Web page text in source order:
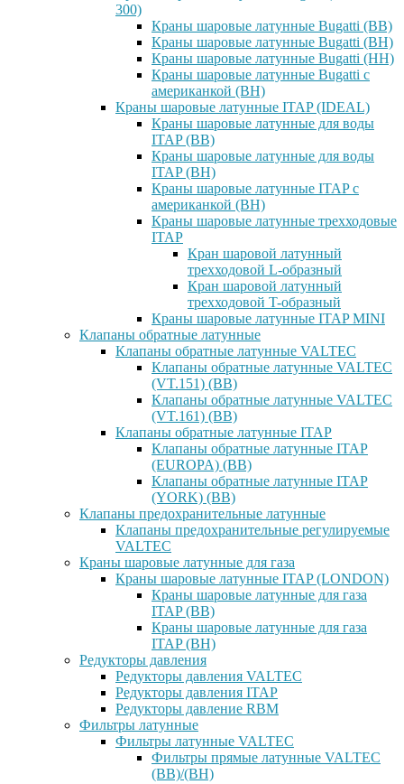
300)
Краны шаровые латунные Bugatti (ВВ)
Краны шаровые латунные Bugatti (ВН)
Краны шаровые латунные Bugatti (НН)
Краны шаровые латунные Bugatti с
американкой (ВН)
Краны шаровые латунные ITAP (IDEAL)
Краны шаровые латунные для воды
ITAP (ВВ)
Краны шаровые латунные для воды
ITAP (ВН)
Краны шаровые латунные ITAP с
американкой (ВН)
Краны шаровые латунные трехходовые
ITAP
Кран шаровой латунный
трехходовой L-образный
Кран шаровой латунный
трехходовой T-образный
Краны шаровые латунные ITAP MINI
Клапаны обратные латунные
Клапаны обратные латунные VALTEC
Клапаны обратные латунные VALTEC
(VT.151) (ВВ)
Клапаны обратные латунные VALTEC
(VT.161) (ВВ)
Клапаны обратные латунные ITAP
Клапаны обратные латунные ITAP
(EUROPA) (ВВ)
Клапаны обратные латунные ITAP
(YORK) (ВВ)
Клапаны предохранительные латунные
Клапаны предохранительные регулируемые
VALTEC
Краны шаровые латунные для газа
Краны шаровые латунные ITAP (LONDON)
Краны шаровые латунные для газа
ITAP (ВВ)
Краны шаровые латунные для газа
ITAP (ВН)
Редукторы давления
Редукторы давления VALTEC
Редукторы давления ITAP
Редукторы давление RBM
Фильтры латунные
Фильтры латунные VALTEC
Фильтры прямые латунные VALTEC
(ВВ)/(ВН)